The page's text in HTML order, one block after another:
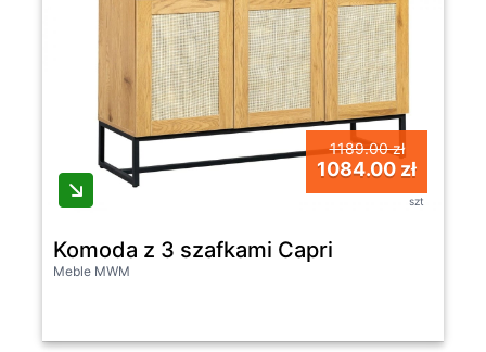
1189.00 zł
1084.00 zł
szt
Komoda z 3 szafkami Capri
Meble MWM